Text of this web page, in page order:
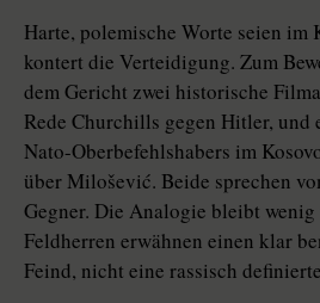
Harte, polemische Worte seien im
kontert die Verteidigung. Zum
dem Gericht zwei historische
Rede Churchills gegen Hitler, und
Nato-Oberbefehlshabers im
über Milošević. Beide sprechen
Gegner. Die Analogie bleibt
Feldherren erwähnen einen klar
Feind, nicht eine rassisch